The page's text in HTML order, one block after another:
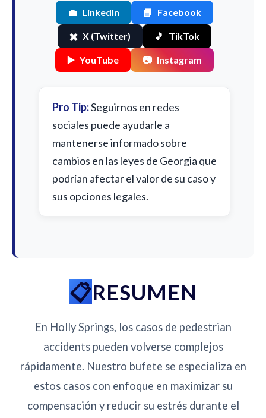
💼 LinkedIn 📘 Facebook
✖️ X (Twitter) 🎵 TikTok
▶️ YouTube 📷 Instagram
Pro Tip:Seguirnos en redes
sociales puede ayudarle a
mantenerse informado sobre
cambios en las leyes de Georgia que
podrían afectar el valor de su caso y
sus opciones legales.
RESUMEN
En Holly Springs, los casos de pedestrian
accidents pueden volverse complejos
rápidamente. Nuestro bufete se especializa en
estos casos con enfoque en maximizar su
compensación y reducir su estrés durante el